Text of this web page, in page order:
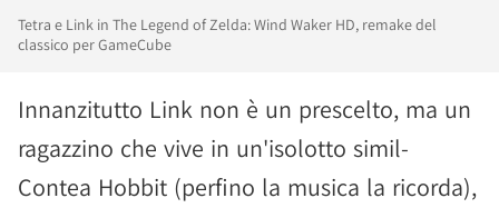
Tetra e Link in The Legend of Zelda: Wind Waker HD, remake del
classico per GameCube
Innanzitutto Link non è un prescelto, ma un
ragazzino che vive in un'isolotto simil-
Contea Hobbit (perfino la musica la ricorda),